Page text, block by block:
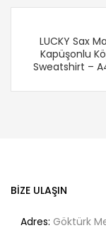
LUCKY Sax
Kapüşonlu
Sweatshirt –
BIZE ULAŞIN
Adres: Göktürk